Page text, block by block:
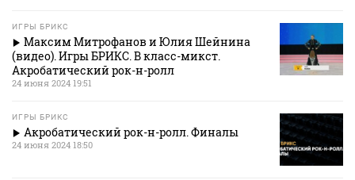
ИГРЫ БРИКС
Максим Митрофанов и Юлия Шейнина
(видео). Игры БРИКС. В класс-микст.
Акробатический рок-н-ролл
24 июня 2024 19:51
ИГРЫ БРИКС
Акробатический рок-н-ролл. Финалы
24 июня 2024 18:50